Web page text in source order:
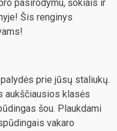
pasirodymu, šokiais ir
Šis renginys
prie jūsų staliukų.
aukščiausios klasės
šou. Plaukdami
vakaro